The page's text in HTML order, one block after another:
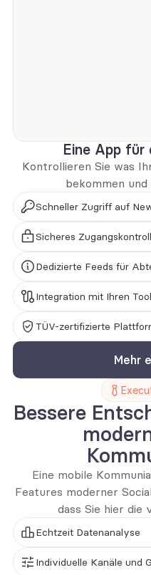
Eine App für
Kontrollieren Sie was
bekommen
Schneller Zugriff auf
Sicheres
Dedizierte Feeds für
Integration mit Ihren
TÜV-zertifizierte
Mehr
Bessere
Eine mobile
Features moderner
dass Sie hier die
Echtzeit Datenanalyse
Individuelle Kanäle und